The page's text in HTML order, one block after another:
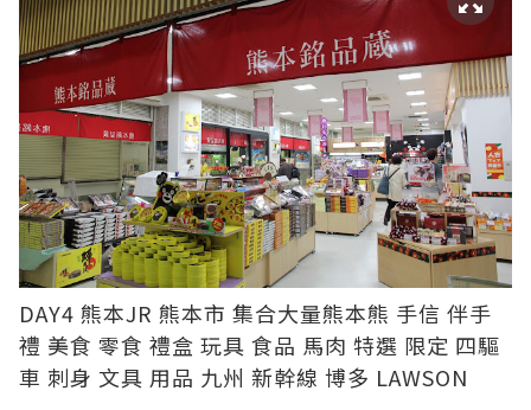
DAY4 熊本JR 熊本市 集合大量熊本熊 手信 伴手
禮 美食 零食 禮盒 玩具 食品 馬肉 特選 限定 四驅
車 刺身 文具 用品 九州 新幹線 博多 LAWSON